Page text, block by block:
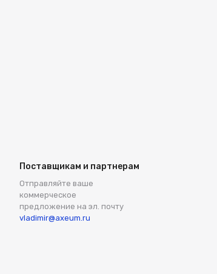
Поставщикам и партнерам
Отправляйте ваше
коммерческое
предложение на эл. почту
vladimir@axeum.ru